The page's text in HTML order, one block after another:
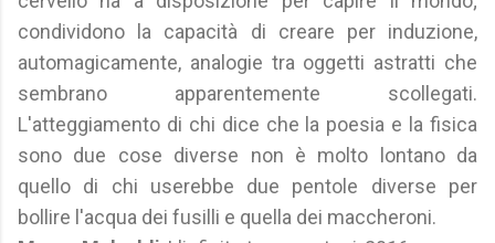
condividono la capacità di creare per induzione,
automagicamente, analogie tra oggetti astratti che
sembrano apparentemente scollegati.
L'atteggiamento di chi dice che la poesia e la fisica
sono due cose diverse non è molto lontano da
quello di chi userebbe due pentole diverse per
bollire l'acqua dei fusilli e quella dei maccheroni.